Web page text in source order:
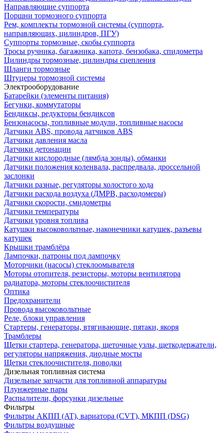
Направляющие суппорта
Поршни тормозного суппорта
Рем, комплекты тормозной системы (суппорта,
направляющих, цилиндров, ПГУ)
Суппорты тормозные, скобы суппорта
Тросы ручника, багажника, капота, бензобака, спидометра
Цилиндры тормозные, цилиндры сцепления
Шланги тормозные
Штуцеры тормозной системы
Электрооборудование
Батарейки (элементы питания)
Бегунки, коммутаторы
Бендиксы, редукторы бендиксов
Бензонасосы, топливные модули, топливные насосы
Датчики ABS, провода датчиков ABS
Датчики давления масла
Датчики детонации
Датчики кислородные (лямбда зонды), обманки
Датчики положения коленвала, распредвала, дроссельной
заслонки
Датчики разные, регуляторы холостого хода
Датчики расхода воздуха (ДМРВ, расходомеры)
Датчики скорости, смидометры
Датчики температуры
Датчики уровня топлива
Катушки высоковольтные, наконечники катушек, разъевы
катушек
Крышки трамблёра
Лампочки, патроны под лампочку
Моторчики (насосы) стеклоомывателя
Моторы отопителя, резисторы, моторы вентилятора
радиатора, моторы стеклоочистителя
Оптика
Предохранители
Провода высоковольтные
Реле, блоки управления
Стартеры, генераторы, втягивающие, пятаки, якоря
Трамблеры
Щетки стартера, генератора, щеточные узлы, щеткодержатели,
регуляторы напряжения, диодные мосты
Щетки стеклоочистителя, поводки
Дизельная топливная система
Дизельные запчасти для топливной аппаратуры
Плунжерные пары
Распылители, форсунки дизельные
Фильтры
Фильтры АКПП (AT), вариатора (CVT), МКПП (DSG)
Фильтры воздушные